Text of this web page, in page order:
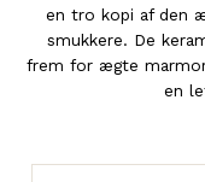
en tro kopi af den
smukkere. De
frem for ægte
en